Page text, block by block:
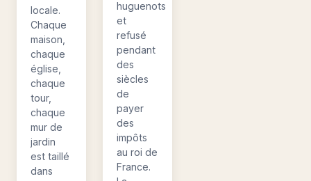
locale.
Chaque
maison,
chaque
église,
chaque
tour,
chaque
mur de
jardin
est taillé
dans
huguenots
et
refusé
pendant
des
siècles
de
payer
des
impôts
au roi de
France.